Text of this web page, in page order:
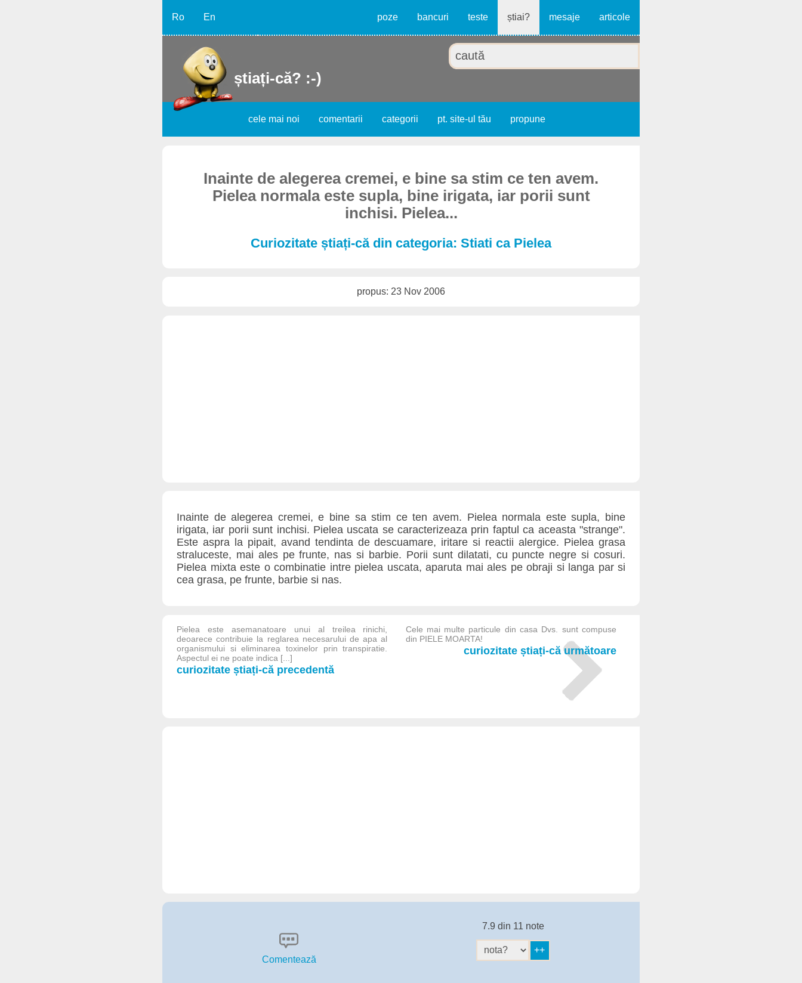
Ro En poze bancuri teste știai? mesaje articole
știați-că? :-)
cele mai noi comentarii categorii pt. site-ul tău propune
Inainte de alegerea cremei, e bine sa stim ce ten avem.
Pielea normala este supla, bine irigata, iar porii sunt
inchisi. Pielea...
Curiozitate știați-că din categoria: Stiati ca Pielea
propus: 23 Nov 2006
Inainte de alegerea cremei, e bine sa stim ce ten avem. Pielea normala este supla, bine
irigata, iar porii sunt inchisi. Pielea uscata se caracterizeaza prin faptul ca aceasta "strange".
Este aspra la pipait, avand tendinta de descuamare, iritare si reactii alergice. Pielea grasa
straluceste, mai ales pe frunte, nas si barbie. Porii sunt dilatati, cu puncte negre si cosuri.
Pielea mixta este o combinatie intre pielea uscata, aparuta mai ales pe obraji si langa par si
cea grasa, pe frunte, barbie si nas.
Pielea este asemanatoare unui al treilea rinichi,
deoarece contribuie la reglarea necesarului de apa al
organismului si eliminarea toxinelor prin transpiratie.
Aspectul ei ne poate indica [...]
curiozitate știați-că precedentă
Cele mai multe particule din casa Dvs. sunt compuse
din PIELE MOARTA!
curiozitate știați-că următoare
Comentează
7.9 din 11 note